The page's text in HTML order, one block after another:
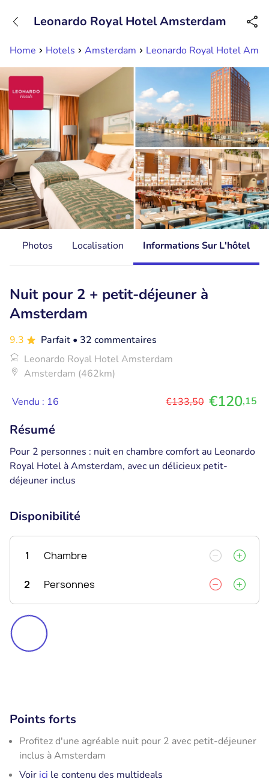
Disponible jusqu'à 23:00 heures
Home Hotels Amsterdam Leonardo Royal Hotel
Leonardo Royal Hotel Amsterdam
Photos Localisation Informations Sur L'hôtel
Nuit pour 2 + petit-déjeuner à
Amsterdam
9.3 Parfait • 32 commentaires
Leonardo Royal Hotel Amsterdam
Amsterdam (462km)
Vendu : 16 €133,50 €120,15
Résumé
Pour 2 personnes : nuit en chambre comfort au Leonardo
Royal Hotel à Amsterdam, avec un délicieux petit-
déjeuner inclus
Disponibilité
1 Chambre
2 Personnes
Points forts
Profitez d'une agréable nuit pour 2 avec petit-déjeuner
inclus à Amsterdam
Voir ici le contenu des multideals